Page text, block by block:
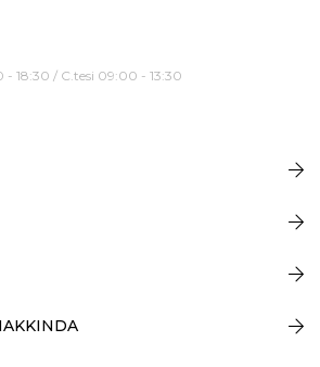
18:30 / C.tesi 09:00 - 13:30